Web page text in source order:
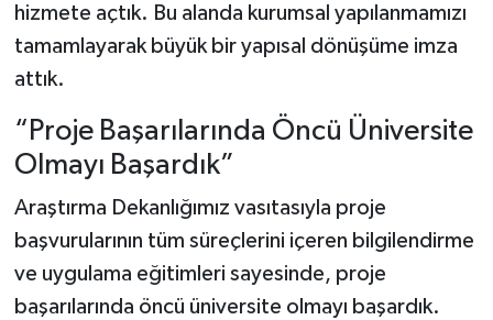
hizmete açtık. Bu alanda kurumsal yapılanmamızı
tamamlayarak büyük bir yapısal dönüşüme imza
attık.
“Proje Başarılarında Öncü Üniversite
Olmayı Başardık”
Araştırma Dekanlığımız vasıtasıyla proje
başvurularının tüm süreçlerini içeren bilgilendirme
ve uygulama eğitimleri sayesinde, proje
başarılarında öncü üniversite olmayı başardık.